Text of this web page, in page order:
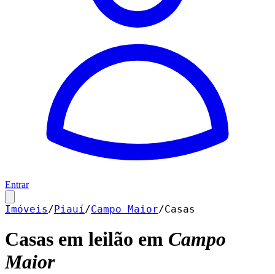
Entrar
Imóveis/Piauí/Campo Maior/Casas
Casas em leilão em Campo
Maior